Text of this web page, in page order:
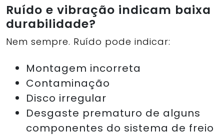
Ruído e vibração indicam baixa
durabilidade?
Nem sempre. Ruído pode indicar:
Montagem incorreta
Contaminação
Disco irregular
Desgaste prematuro de alguns
componentes do sistema de freio